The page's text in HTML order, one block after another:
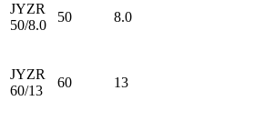
JYZR
50/8.0
50 8.0
JYZR
60/13
60 13